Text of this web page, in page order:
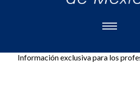
Información exclusiva para los